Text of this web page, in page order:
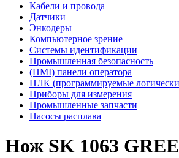
Кабели и провода
Датчики
Энкодеры
Компьютерное зрение
Системы идентификации
Промышленная безопасность
(HMI) панели оператора
ПЛК (программируемые
Приборы для измерения
Промышленные запчасти
Насосы расплава
Нож SK 1063